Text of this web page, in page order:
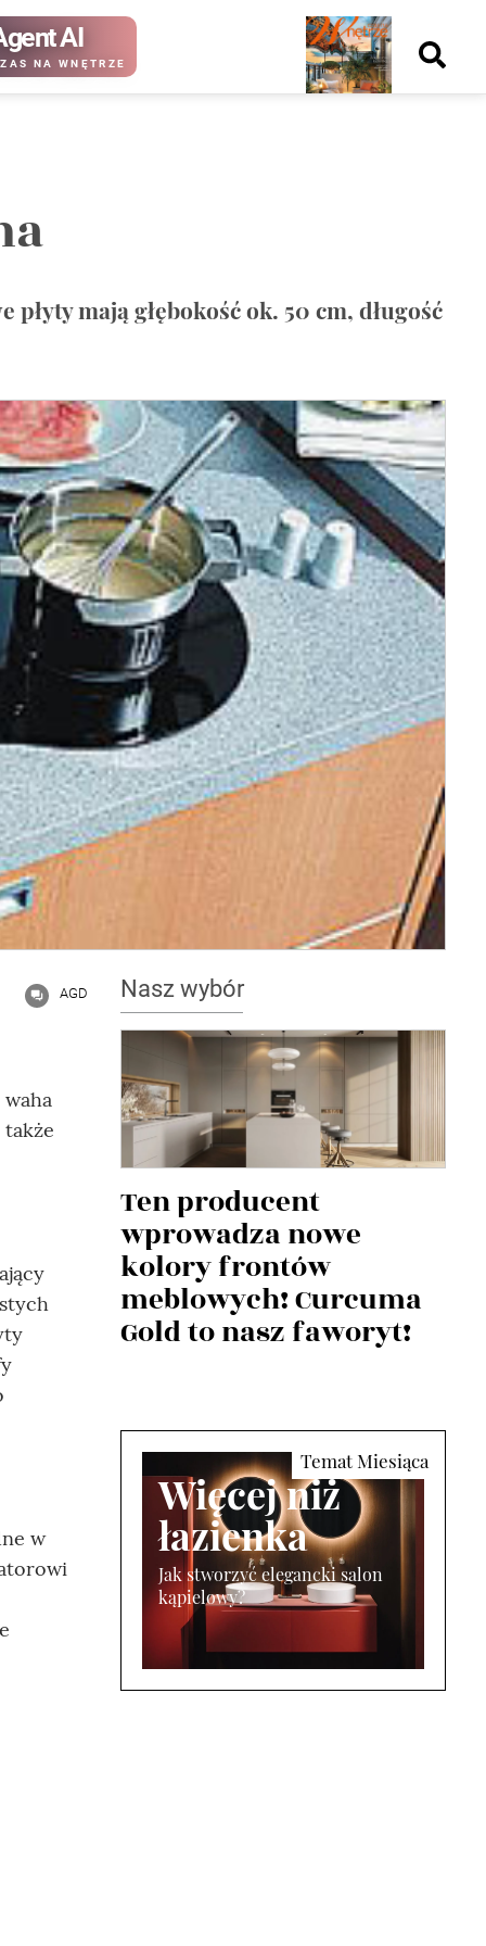
AI
NA WNĘTRZE
Nowy
numer
mają głębokość ok. 50 cm, długość
AGD
w
Nasz wybór
Ten producent
wprowadza nowe
kolory frontów
meblowych! Curcuma
Gold to nasz faworyt!
Więcej niż
łazienka
Jak stworzyć elegancki salon
kąpielowy?